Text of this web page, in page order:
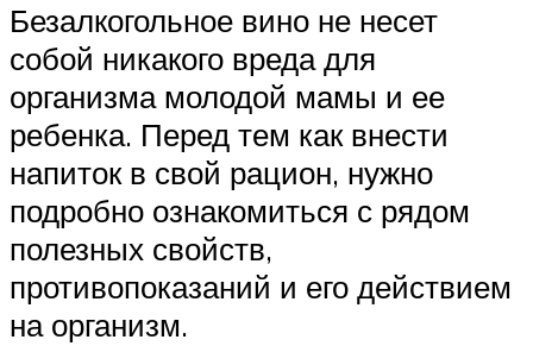
Безалкогольное вино не несет
собой никакого вреда для
организма молодой мамы и ее
ребенка. Перед тем как внести
напиток в свой рацион, нужно
подробно ознакомиться с рядом
полезных свойств,
противопоказаний и его действием
на организм.